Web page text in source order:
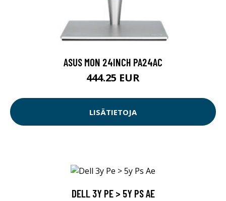
ASUS MON 24INCH PA24AC
444.25 EUR
LISÄTIETOJA
DELL 3Y PE > 5Y PS AE